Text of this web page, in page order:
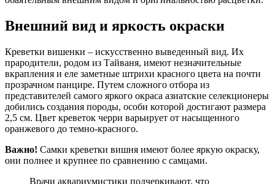
Внешний вид и яркость окраски
Креветки вишенки – искусственно выведенный вид. Их
прародители, родом из Тайваня, имеют незначительные
вкрапления и еле заметные штрихи красного цвета на почти
прозрачном панцире. Путем сложного отбора из
представителей самого яркого окраса азиатские селекционеры
добились создания породы, особи которой достигают размера
2,5 см. Цвет креветок черри варьирует от насыщенного
оранжевого до темно-красного.
Важно! Самки креветки вишня имеют более яркую окраску,
они полнее и крупнее по сравнению с самцами.
Врачи аквариумистики подчеркивают, что